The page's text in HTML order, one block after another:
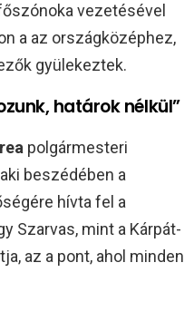
vezetésével
a az országközéphez,
gyülekeztek.
határok nélkül”
polgármesteri
beszédében a
hívta fel a
Szarvas, mint a Kárpát-
az a pont, ahol minden